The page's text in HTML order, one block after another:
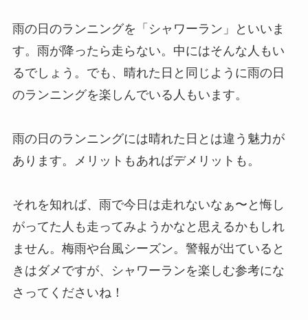
雨の日のランニングを「シャワーラン」といいま
す。雨が降ったら走らない。中にはそんな人もい
るでしょう。でも、晴れた日と同じように雨の日
のランニングを楽しんでいる人もいます。
雨の日のランニングには晴れた日とは違う魅力が
あります。メリットもあればデメリットも。
それを知れば、雨で今日は走れないなぁ〜と悔し
がってた人も走ってみようかなと思えるかもしれ
ません。梅雨や台風シーズン。警報が出ていると
きはダメですが、シャワーランを楽しむ参考にな
さってくださいね！